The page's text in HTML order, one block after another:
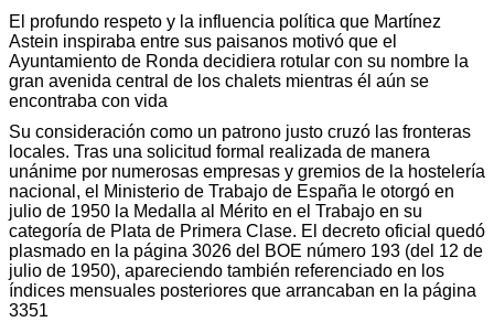
El profundo respeto y la influencia política que Martínez
Astein inspiraba entre sus paisanos motivó que el
Ayuntamiento de Ronda decidiera rotular con su nombre la
gran avenida central de los chalets mientras él aún se
encontraba con vida
Su consideración como un patrono justo cruzó las fronteras
locales. Tras una solicitud formal realizada de manera
unánime por numerosas empresas y gremios de la hostelería
nacional, el Ministerio de Trabajo de España le otorgó en
julio de 1950 la Medalla al Mérito en el Trabajo en su
categoría de Plata de Primera Clase. El decreto oficial quedó
plasmado en la página 3026 del BOE número 193 (del 12 de
julio de 1950), apareciendo también referenciado en los
índices mensuales posteriores que arrancaban en la página
3351